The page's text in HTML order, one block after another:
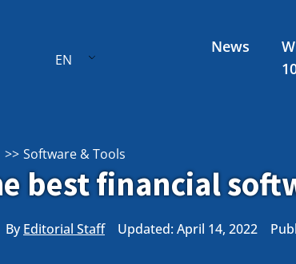
EN
News
Software & Tools
best financial
ByEditorial Staff Updated: April 14, 2022